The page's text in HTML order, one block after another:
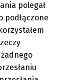
polegał
podłączone